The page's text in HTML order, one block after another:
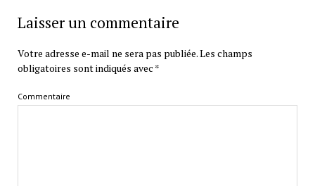
Laisser un commentaire
Votre adresse e-mail ne sera pas publiée.Les champs
obligatoires sont indiqués avec *
Commentaire